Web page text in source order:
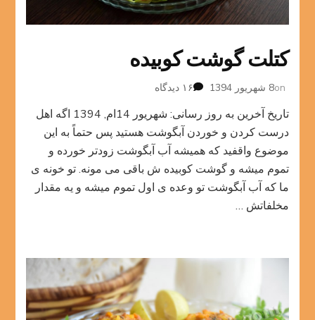
کتلت گوشت کوبیده
on8 شهریور 1394 ۱۶ دیدگاه
گوشت
کوبیده
تاریخ آخرین به روز رسانی: شهریور 14ام, 1394 اگه اهل
درست کردن و خوردن آبگوشت هستید پس حتماً به این
موضوع واقفید که همیشه آب آبگوشت زودتر خورده و
تموم میشه و گوشت کوبیده ش باقی می مونه. تو خونه ی
ما که آب آبگوشت تو وعده ی اول تموم میشه و یه مقدار
مخلفاتش …